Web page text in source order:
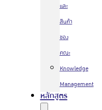
และ
สินค้า
ของ
คณะ
Knowledge
Management
หลักสูตร